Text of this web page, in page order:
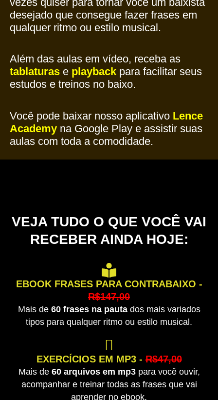
desejado que consegue fazer frases em
qualquer ritmo ou estilo musical.
Além das aulas em vídeo, receba as
tablaturas e playback para facilitar seus
estudos e treinos no baixo.
Você pode baixar nosso aplicativo Lence
Academy na Google Play e assistir suas
aulas com toda a comodidade.
VEJA TUDO O QUE VOCÊ VAI
RECEBER AINDA HOJE:​
EBOOK FRASES PARA CONTRABAIXO -
R$147,00
Mais de 60 frases na pauta dos mais variados
tipos para qualquer ritmo ou estilo musical.
EXERCÍCIOS EM MP3 -R$47,00
Mais de 60 arquivos em mp3 para você ouvir,
acompanhar e treinar todas as frases que vai
aprender no ebook.